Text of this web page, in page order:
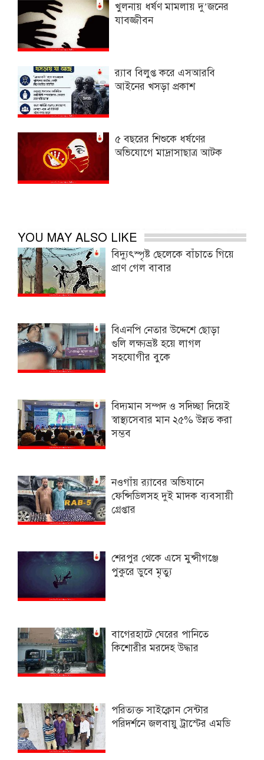
খুলনায় ধর্ষণ মামলায় দু’জনের
যাবজ্জীবন
র‌্যাব বিলুপ্ত করে এসআরবি
আইনের খসড়া প্রকাশ
৫ বছরের শিশুকে ধর্ষণের
অভিযোগে মাদ্রাসাছাত্র আটক
YOU MAY ALSO LIKE
বিদ্যুৎস্পৃষ্ট ছেলেকে বাঁচাতে গিয়ে
প্রাণ গেল বাবার
বিএনপি নেতার উদ্দেশে ছোড়া
গুলি লক্ষ্যভ্রষ্ট হয়ে লাগল
সহযোগীর বুকে
বিদ্যমান সম্পদ ও সদিচ্ছা দিয়েই
স্বাস্থ্যসেবার মান ২৫% উন্নত করা
সম্ভব
নওগাঁয় র‌্যাবের অভিযানে
ফেন্সিডিলসহ দুই মাদক ব্যবসায়ী
গ্রেপ্তার
শেরপুর থেকে এসে মুন্সীগঞ্জে
পুকুরে ডুবে মৃত্যু
বাগেরহাটে ঘেরের পানিতে
কিশোরীর মরদেহ উদ্ধার
পরিত্যক্ত সাইক্লোন সেন্টার
পরিদর্শনে জলবায়ু ট্রাস্টের এমডি